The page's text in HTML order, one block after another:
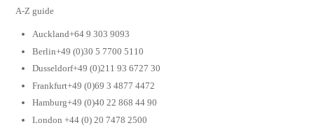
A-Z guide
Auckland+64 9 303 9093
Berlin+49 (0)30 5 7700 5110
Dusseldorf+49 (0)211 93 6727 30
Frankfurt+49 (0)69 3 4877 4472
Hamburg+49 (0)40 22 868 44 90
London +44 (0) 20 7478 2500